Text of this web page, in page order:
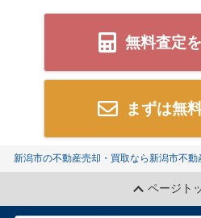
無料査定
まずは無
新潟市の不動産売却・買取なら新潟市不
ページト